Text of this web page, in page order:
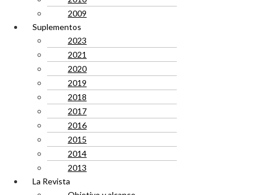
2009
Suplementos
2023
2021
2020
2019
2018
2017
2016
2015
2014
2013
La Revista